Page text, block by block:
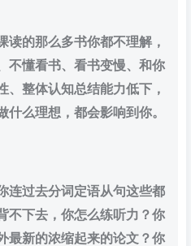
读的那么多书你都不理解，
不懂看书、看书变慢、和你
、整体认知总结能力低下，
么理想，都会影响到你。
连过去分词定语从句这些都
不下去，你怎么练听力？你
最新的浓缩起来的论文？你